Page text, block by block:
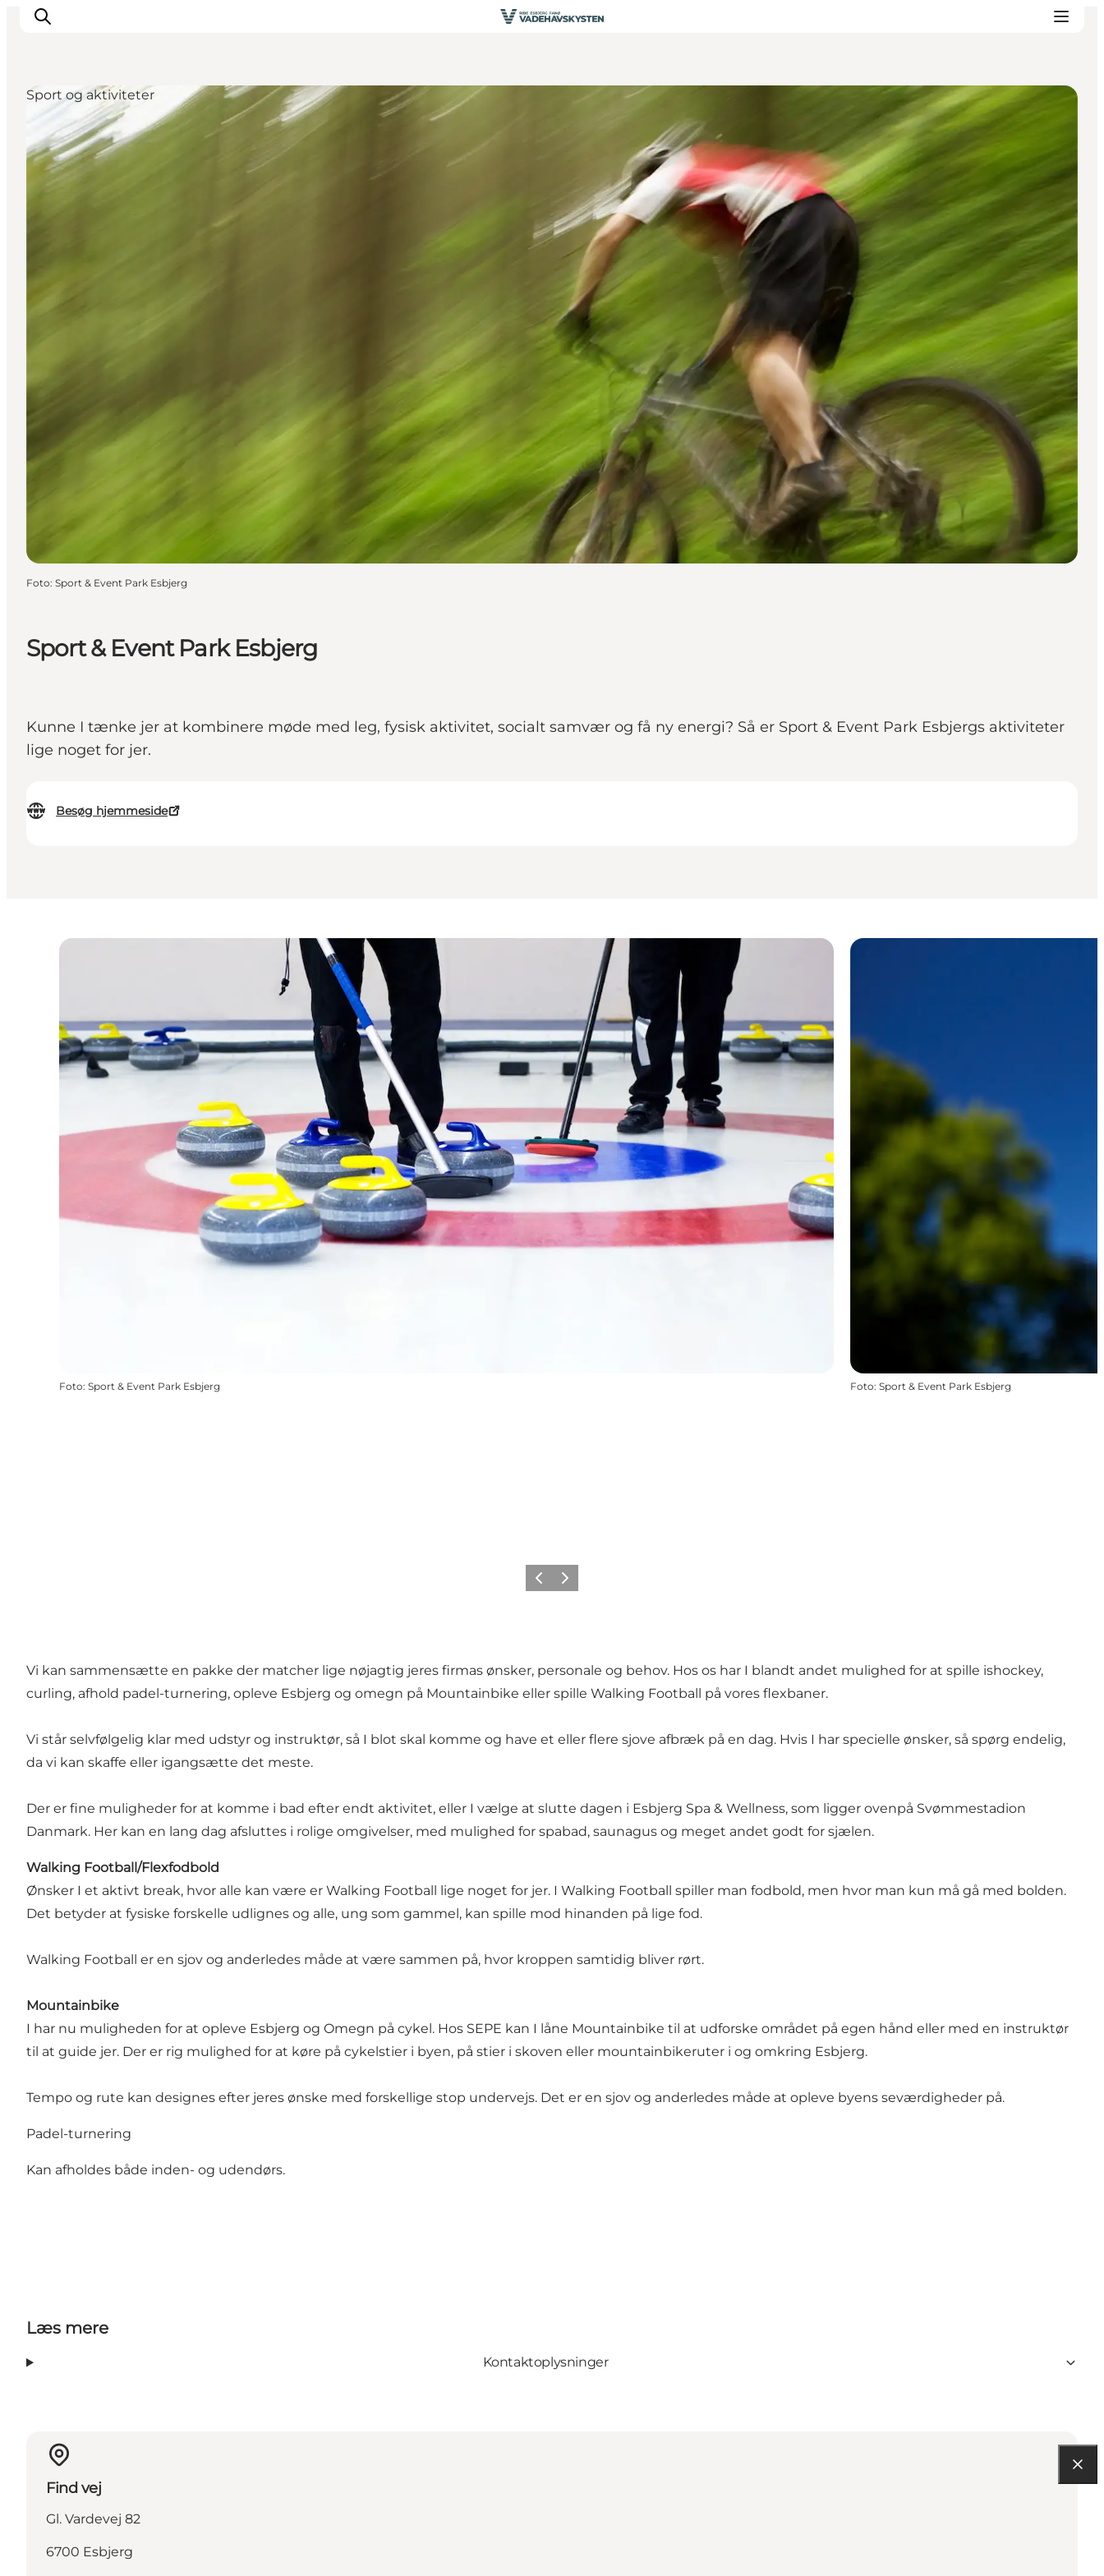
Oplev Ribe
Oplev Esbjerg
Oplev Fanø
Oplev Mandø
Sport & Event Park Esbjerg
Kunne I tænke jer at kombinere møde med leg, fysisk aktivitet, socialt samvær og få ny energi? Så er Sport & Event Park Esbjergs aktiviteter
lige noget for jer.
Besøg hjemmeside
Sport og aktiviteter
Foto: Sport & Event Park Esbjerg
Foto: Sport & Event Park Esbjerg Foto: Sport & Event Park Esbjerg
ForrigeNæste
Vi kan sammensætte en pakke der matcher lige nøjagtig jeres firmas ønsker, personale og behov. Hos os har I blandt andet mulighed for at spille ishockey,
curling, afhold padel-turnering, opleve Esbjerg og omegn på Mountainbike eller spille Walking Football på vores flexbaner.
Vi står selvfølgelig klar med udstyr og instruktør, så I blot skal komme og have et eller flere sjove afbræk på en dag. Hvis I har specielle ønsker, så spørg endelig,
da vi kan skaffe eller igangsætte det meste.
Der er fine muligheder for at komme i bad efter endt aktivitet, eller I vælge at slutte dagen i Esbjerg Spa & Wellness, som ligger ovenpå Svømmestadion
Danmark. Her kan en lang dag afsluttes i rolige omgivelser, med mulighed for spabad, saunagus og meget andet godt for sjælen.
Walking Football/Flexfodbold
Ønsker I et aktivt break, hvor alle kan være er Walking Football lige noget for jer. I Walking Football spiller man fodbold, men hvor man kun må gå med bolden.
Det betyder at fysiske forskelle udlignes og alle, ung som gammel, kan spille mod hinanden på lige fod.
Walking Football er en sjov og anderledes måde at være sammen på, hvor kroppen samtidig bliver rørt.
Mountainbike
I har nu muligheden for at opleve Esbjerg og Omegn på cykel. Hos SEPE kan I låne Mountainbike til at udforske området på egen hånd eller med en instruktør
til at guide jer. Der er rig mulighed for at køre på cykelstier i byen, på stier i skoven eller mountainbikeruter i og omkring Esbjerg.
Tempo og rute kan designes efter jeres ønske med forskellige stop undervejs. Det er en sjov og anderledes måde at opleve byens seværdigheder på.
Padel-turnering
Kan afholdes både inden- og udendørs.
Læs mere
Kontaktoplysninger
Find vej
Gl. Vardevej 82
6700 Esbjerg